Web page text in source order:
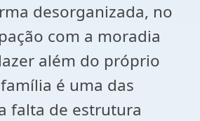
desorganizada, no
com a moradia
além do próprio
é uma das
falta de estrutura